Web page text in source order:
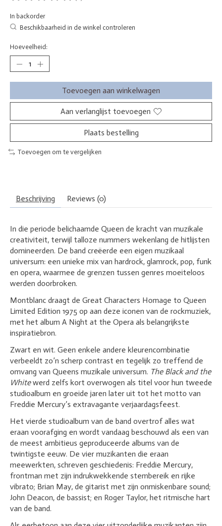
In backorder
Beschikbaarheid in de winkel controleren
Hoeveelheid:
Toevoegen aan winkelwagen
Aan verlanglijst toevoegen
Plaats bestelling
Toevoegen om te vergelijken
Beschrijving Reviews (0)
In die periode belichaamde Queen de kracht van muzikale
creativiteit, terwijl talloze nummers wekenlang de hitlijsten
domineerden. De band creëerde een eigen muzikaal
universum: een unieke mix van hardrock, glamrock, pop, funk
en opera, waarmee de grenzen tussen genres moeiteloos
werden doorbroken.
Montblanc draagt de Great Characters Homage to Queen
Limited Edition 1975 op aan deze iconen van de rockmuziek,
met het album A Night at the Opera als belangrijkste
inspiratiebron.
Zwart en wit. Geen enkele andere kleurencombinatie
verbeeldt zo’n scherp contrast en tegelijk zo treffend de
omvang van Queens muzikale universum. The Black and the
Whitewerd zelfs kort overwogen als titel voor hun tweede
studioalbum en groeide jaren later uit tot het motto van
Freddie Mercury’s extravagante verjaardagsfeest.
Het vierde studioalbum van de band overtrof alles wat
eraan voorafging en wordt vandaag beschouwd als een van
de meest ambitieus geproduceerde albums van de
twintigste eeuw. De vier muzikanten die eraan
meewerkten, schreven geschiedenis: Freddie Mercury,
frontman met zijn indrukwekkende stembereik en rijke
vibrato; Brian May, de gitarist met zijn onmiskenbare sound;
John Deacon, de bassist; en Roger Taylor, het ritmische hart
van de band.